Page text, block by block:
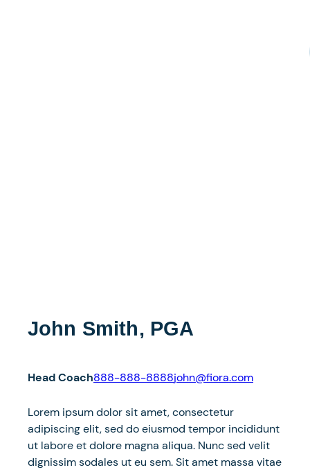
John Smith, PGA
Head Coach888-888-8888john@fiora.com
Lorem ipsum dolor sit amet, consectetur
adipiscing elit, sed do eiusmod tempor incididunt
ut labore et dolore magna aliqua. Nunc sed velit
dignissim sodales ut eu sem. Sit amet massa vitae